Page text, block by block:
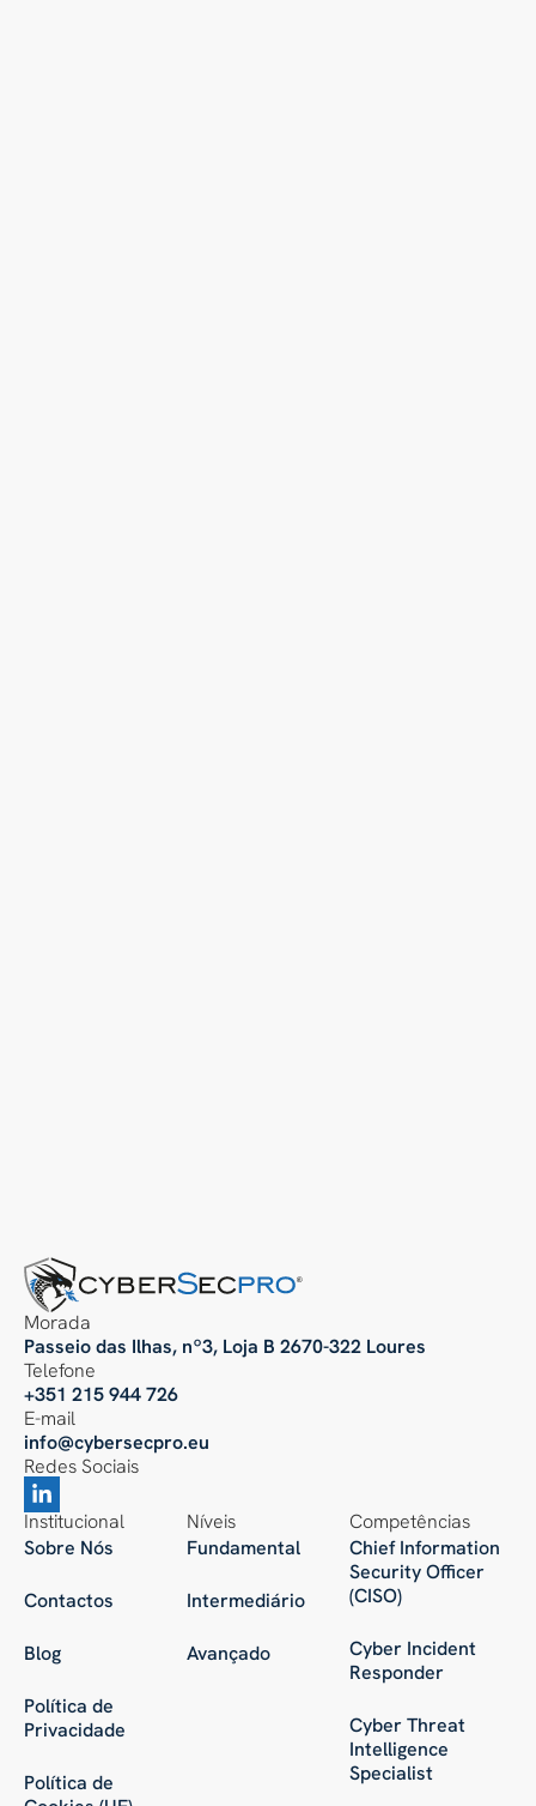
Morada
Passeio das Ilhas, nº3, Loja B 2670-322 Loures
Telefone
+351 215 944 726
E-mail
info@cybersecpro.eu
Redes Sociais
Institucional
Sobre Nós
Contactos
Blog
Política de
Privacidade
Política de
Níveis
Fundamental
Intermediário
Avançado
Competências
Chief Information
Security Officer
(CISO)
Cyber Incident
Responder
Cyber Threat
Intelligence
Specialist